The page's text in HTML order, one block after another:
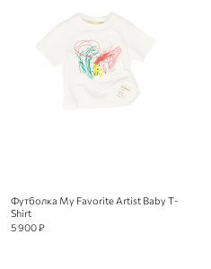
Футболка My Favorite Artist Baby T-
Shirt
5 900 ₽